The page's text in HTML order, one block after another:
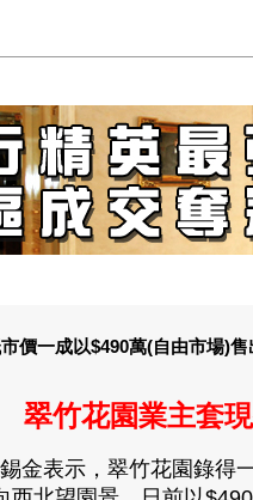
價一成以$490萬(自由市場)售
翠竹花園業主套
金表示，翠竹花園錄得